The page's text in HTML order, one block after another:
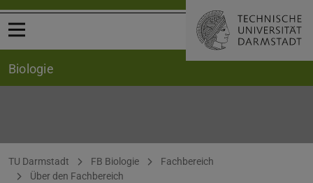
Menü öffnen
Biologie
Sie befinden sich hier:
TU Darmstadt FB Biologie
Fachbereich
Über den Fachbereich